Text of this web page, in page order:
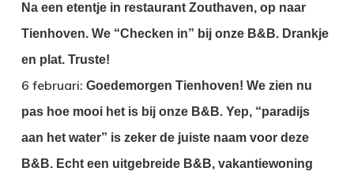
Na een etentje in restaurant Zouthaven, op naar
Tienhoven. We “Checken in” bij onze B&B. Drankje
en plat. Truste!
6 februari: Goedemorgen Tienhoven! We zien nu
pas hoe mooi het is bij onze B&B. Yep, “paradijs
aan het water” is zeker de juiste naam voor deze
B&B. Echt een uitgebreide B&B, vakantiewoning